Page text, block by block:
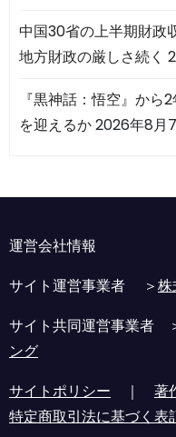
中国30省の上半期財
地方財政の厳しさ続く
『黒神話：悟空』か
を迎えるか2026年8月
運営会社情報
サイト運営事業者 ＞株
サイト共同運営事業者
ング
サイトポリシー ｜ 著
特定商取引法に基づく表